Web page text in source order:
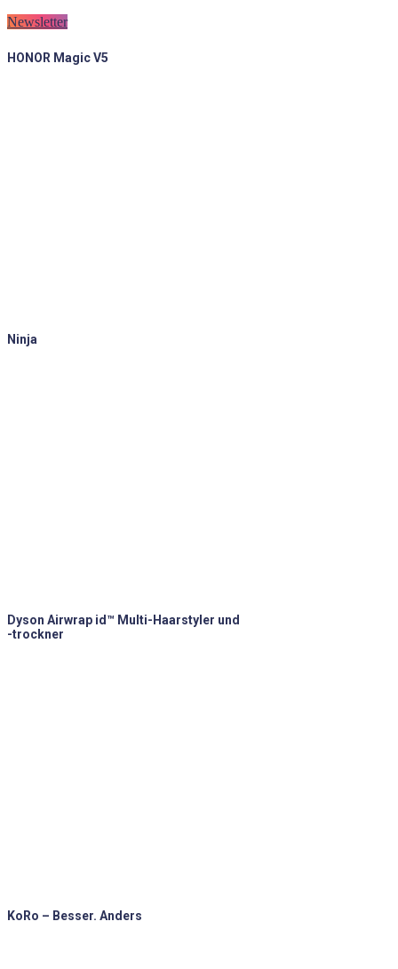
Newsletter
HONOR Magic V5
Ninja
Dyson Airwrap id™ Multi-Haarstyler und
-trockner
KoRo – Besser. Anders